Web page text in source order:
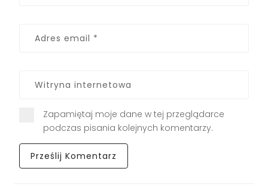
Zapamiętaj moje dane w tej przeglądarce
podczas pisania kolejnych komentarzy.